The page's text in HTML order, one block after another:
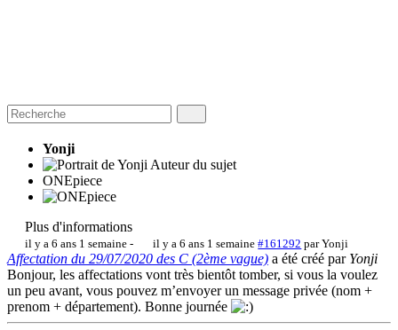
Yonji
Auteur du sujet
ONEpiece
Plus d'informations
il y a 6 ans 1 semaine- il y a 6 ans 1 semaine #161292 parYonji
Affectation du 29/07/2020 des C (2ème vague) a été créé par Yonji
Bonjour, les affectations vont très bientôt tomber, si vous la voulez
un peu avant, vous pouvez m’envoyer un message privée (nom +
prenom + département). Bonne journée